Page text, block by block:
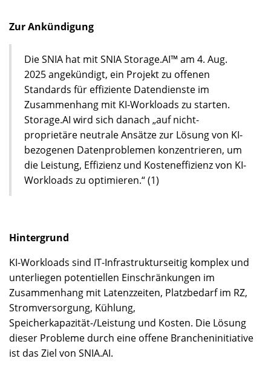
Zur Ankündigung
Die SNIA hat mit SNIA Storage.AI™ am 4. Aug.
2025 angekündigt, ein Projekt zu offenen
Standards für effiziente Datendienste im
Zusammenhang mit KI-Workloads zu starten.
Storage.AI wird sich danach „auf nicht-
proprietäre neutrale Ansätze zur Lösung von KI-
bezogenen Datenproblemen konzentrieren, um
die Leistung, Effizienz und Kosteneffizienz von KI-
Workloads zu optimieren.“ (1)
Hintergrund
KI-Workloads sind IT-Infrastrukturseitig komplex und
unterliegen potentiellen Einschränkungen im
Zusammenhang mit Latenzzeiten, Platzbedarf im RZ,
Stromversorgung, Kühlung,
Speicherkapazität-/Leistung und Kosten. Die Lösung
dieser Probleme durch eine offene Brancheninitiative
ist das Ziel von SNIA.AI.